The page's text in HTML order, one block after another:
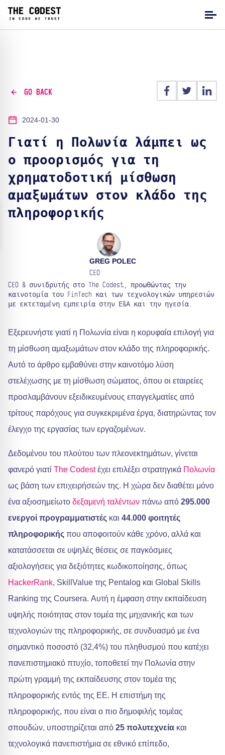
GO BACK
2024-01-30
Γιατί η Πολωνία λάμπει ως
ο προορισμός για τη
χρηματοδοτική μίσθωση
αμαξωμάτων στον κλάδο της
πληροφορικής
GREG POLEC
CEO
CEO & συνιδρυτής στο The Codest, προωθώντας την
καινοτομία του FinTech και των τεχνολογικών υπηρεσιών
με εκτεταμένη εμπειρία στην Ε&Α και την ηγεσία.
Εξερευνήστε γιατί η Πολωνία είναι η κορυφαία επιλογή για
τη μίσθωση αμαξωμάτων στον κλάδο της πληροφορικής.
Αυτό το άρθρο εμβαθύνει στην καινοτόμο λύση
στελέχωσης με τη μίσθωση σώματος, όπου οι εταιρείες
προσλαμβάνουν εξειδικευμένους επαγγελματίες από
τρίτους παρόχους για συγκεκριμένα έργα, διατηρώντας τον
έλεγχο της εργασίας των εργαζομένων.
Δεδομένου του πλούτου των πλεονεκτημάτων, γίνεται
φανερό γιατί The Codestέχει επιλέξει στρατηγικά Πολωνία
ως βάση των επιχειρήσεών της. Η χώρα δεν διαθέτει μόνο
ένα αξιοσημείωτο δεξαμενή ταλέντων πάνω από 295.000
ενεργοί προγραμματιστές και 44.000 φοιτητές
πληροφορικής που αποφοιτούν κάθε χρόνο, αλλά και
κατατάσσεται σε υψηλές θέσεις σε παγκόσμιες
αξιολογήσεις για δεξιότητες κωδικοποίησης, όπως
HackerRank, SkillValue της Pentalog και Global Skills
Ranking της Coursera. Αυτή η έμφαση στην εκπαίδευση
υψηλής ποιότητας στον τομέα της μηχανικής και των
τεχνολογιών της πληροφορικής, σε συνδυασμό με ένα
σημαντικό ποσοστό (32,4%) του πληθυσμού που κατέχει
πανεπιστημιακό πτυχίο, τοποθετεί την Πολωνία στην
πρώτη γραμμή της εκπαίδευσης στον τομέα της
πληροφορικής εντός της ΕΕ. Η επιστήμη της
πληροφορικής, που είναι ο πιο δημοφιλής τομέας
σπουδών, υποστηρίζεται από 25 πολυτεχνεία και
τεχνολογικά πανεπιστήμια σε εθνικό επίπεδο,